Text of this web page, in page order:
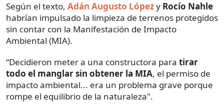
Según el texto, Adán Augusto Lópezy Rocío Nahle
habrían impulsado la limpieza de terrenos protegidos
sin contar con la Manifestación de Impacto
Ambiental (MIA).
“Decidieron meter a una constructora para tirar
todo el manglar sin obtener la MIA, el permiso de
impacto ambiental... era un problema grave porque
rompe el equilibrio de la naturaleza".